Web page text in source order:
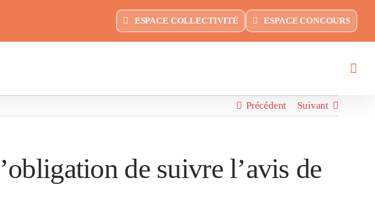
ESPACE COLLECTIVITÉ ESPACE CONCOURS
Précédent Suivant
de suivre l’avis de